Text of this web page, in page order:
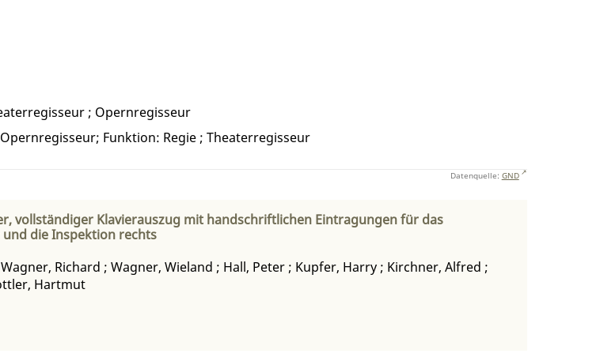
; Opernregisseur
Funktion: Regie ; Theaterregisseur
Datenquelle: GND
vollständiger Klavierauszug mit handschriftlichen Eintragungen für das
die Inspektion rechts
Wagner, Richard ; Wagner, Wieland ; Hall, Peter ; Kupfer, Harry ; Kirchner, Alfred ;
Hartmut